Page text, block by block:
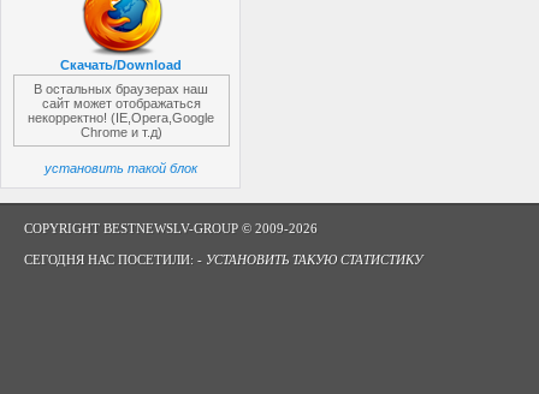
Скачать/Download
В остальных браузерах наш
сайт может отображаться
некорректно! (IE,Opera,Google
Chrome и т.д)
установить такой блок
COPYRIGHT BESTNEWSLV-GROUP © 2009-2026
СЕГОДНЯ НАС ПОСЕТИЛИ: - УСТАНОВИТЬ ТАКУЮ СТАТИСТИКУ